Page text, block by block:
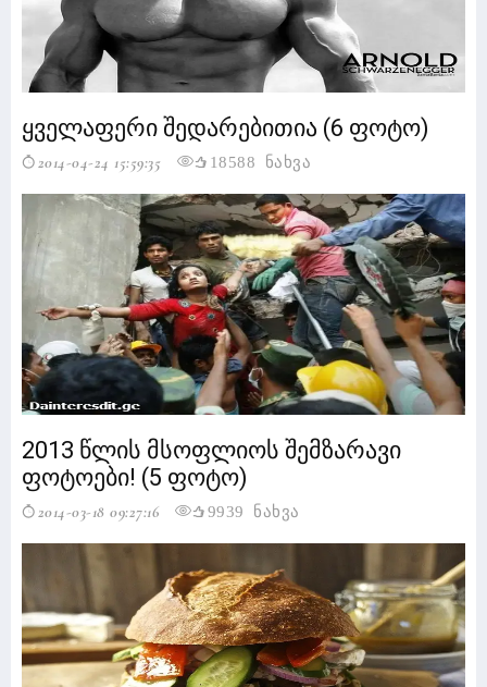
ყველაფერი შედარებითია (6 ფოტო)
2014-04-24 15:59:35 18588 ნახვა
2013 წლის მსოფლიოს შემზარავი
ფოტოები! (5 ფოტო)
2014-03-18 09:27:16 9939 ნახვა